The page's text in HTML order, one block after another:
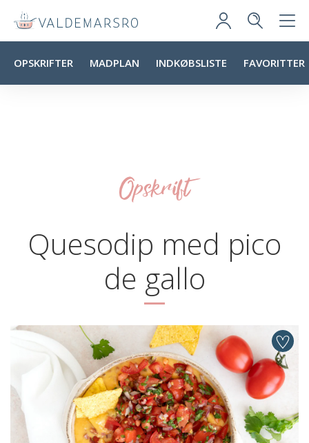
OPSKRIFTER MADPLAN INDKØBSLISTE FAVORITTER
Opskrift
Quesodip med pico
de gallo